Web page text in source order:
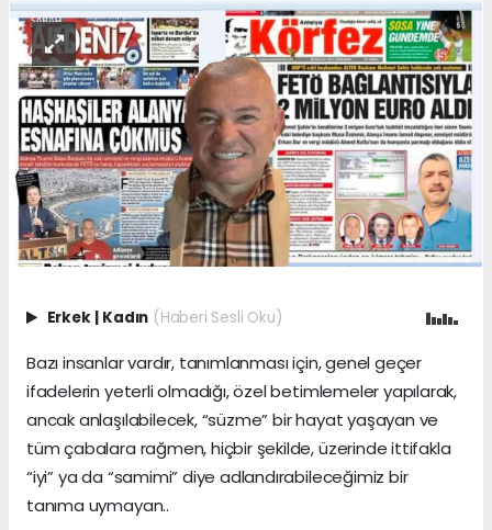
Erkek Kadın (Haberi Sesli Oku)
Bazı insanlar vardır, tanımlanması için, genel geçer
ifadelerin yeterli olmadığı, özel betimlemeler yapılarak,
ancak anlaşılabilecek, “süzme” bir hayat yaşayan ve
tüm çabalara rağmen, hiçbir şekilde, üzerinde ittifakla
“iyi” ya da “samimi” diye adlandırabileceğimiz bir
tanıma uymayan..